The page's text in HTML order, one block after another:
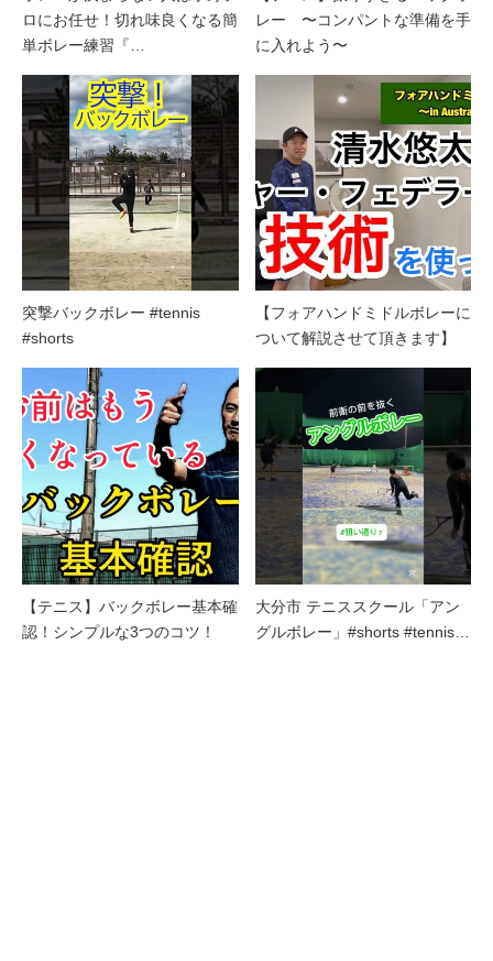
ロにお任せ！切れ味良くなる簡
単ボレー練習『…
レー 〜コンパントな準備を手
に入れよう〜
突撃バックボレー #tennis
#shorts
【フォアハンドミドルボレーに
ついて解説させて頂きます】
【テニス】バックボレー基本確
認！シンプルな3つのコツ！
大分市 テニススクール「アン
グルボレー」#shorts #tennis…